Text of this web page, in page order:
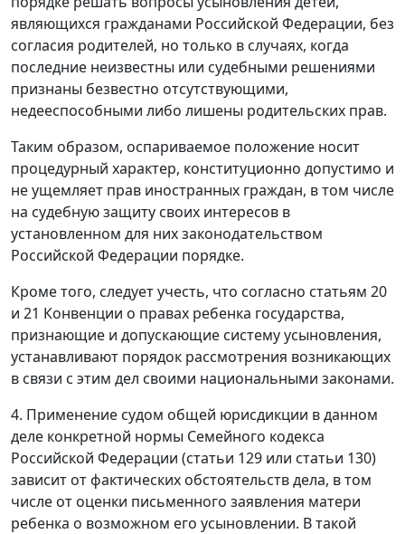
являющихся гражданами Российской Федерации, без
согласия родителей, но только в случаях, когда
последние неизвестны или судебными решениями
признаны безвестно отсутствующими,
недееспособными либо лишены родительских прав.
Таким образом, оспариваемое положение носит
процедурный характер, конституционно допустимо и
не ущемляет прав иностранных граждан, в том числе
на судебную защиту своих интересов в
установленном для них законодательством
Российской Федерации порядке.
Кроме того, следует учесть, что согласно статьям 20
и 21 Конвенции о правах ребенка государства,
признающие и допускающие систему усыновления,
устанавливают порядок рассмотрения возникающих
в связи с этим дел своими национальными законами.
4. Применение судом общей юрисдикции в данном
деле конкретной нормы Семейного кодекса
Российской Федерации (статьи 129 или статьи 130)
зависит от фактических обстоятельств дела, в том
числе от оценки письменного заявления матери
ребенка о возможном его усыновлении. В такой